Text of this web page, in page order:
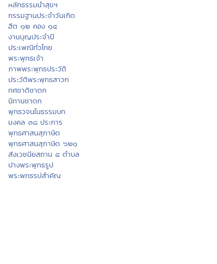
หลักธรรมนำสุขฯ
กรรมฐานประจำวันเกิด
ฮีต ๑๒ คอง ๑๔
งานบุญประจำปี
ประเพณีทั่วไทย
พระพุทธเจ้า
ภาพพระพุทธประวัติ
ประวัติพระพุทธสาวก
ทศชาติชาดก
นิทานชาดก
พุทธวจนในธรรมบท
มงคล ๓๘ ประการ
พุทธศาสนสุภาษิต
พุทธศาสนสุภาษิต ๖๒๑
สังเวชนียสถาน ๔ ตำบล
ปางพระพุทธรูป
พระพุทธรูปสำคัญ